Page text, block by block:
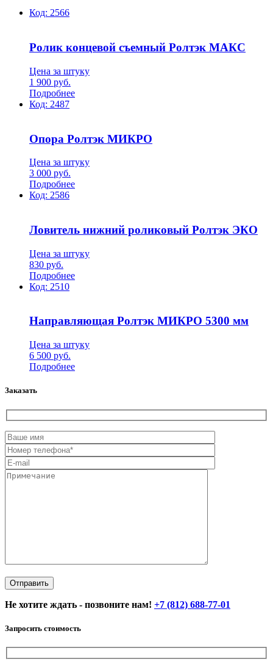
Код: 2566
Ролик концевой съемный Ролтэк МАКС
Цена за штуку
1 900 руб.
Подробнее
Код: 2487
Опора Ролтэк МИКРО
Цена за штуку
3 000 руб.
Подробнее
Код: 2586
Ловитель нижний роликовый Ролтэк ЭКО
Цена за штуку
830 руб.
Подробнее
Код: 2510
Направляющая Ролтэк МИКРО 5300 мм
Цена за штуку
6 500 руб.
Подробнее
Заказать
Не хотите ждать - позвоните нам! +7 (812) 688-77-01
Запросить стоимость